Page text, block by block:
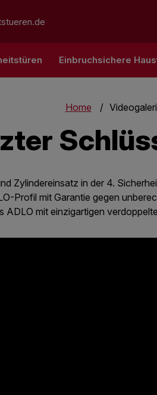
Einbruchsichere
Home
Zylindereinsatz in der 4.
Profil mit Garantie gegen
ADLO mit einzigartigen